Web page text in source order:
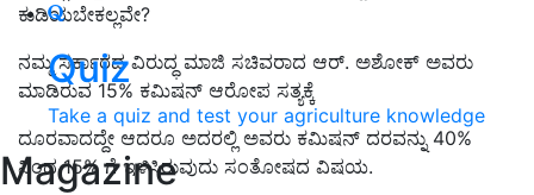
Quiz
Take a quiz and test your agriculture knowledge
Magazine
ಕುಡಿಯಬೇಕಲ್ಲವೇ?
ನಮ್ಮ ಸರ್ಕಾರದ ವಿರುದ್ಧ ಮಾಜಿ ಸಚಿವರಾದ ಆರ್. ಅಶೋಕ್ ಅವರು
ಮಾಡಿರುವ 15% ಕಮಿಷನ್ ಆರೋಪ ಸತ್ಯಕ್ಕೆ
ದೂರವಾದದ್ದೇ ಆದರೂ ಅದರಲ್ಲಿ ಅವರು ಕಮಿಷನ್ ದರವನ್ನು 40%
ನಿಂದ 15% ಗೆ ಇಳಿಸಿರುವುದು ಸಂತೋಷದ ವಿಷಯ.